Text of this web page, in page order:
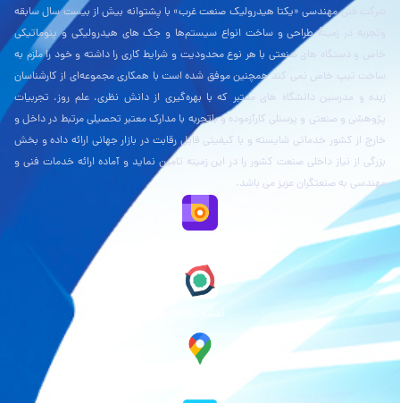
شرکت فنی مهندسی «یکتا هیدرولیک صنعت غرب» با پشتوانه بیش از بیست سال سابقه
وتجربه در زمینۀ طراحی و ساخت انواع سیستم‌ها و جک های هیدرولیکی و پنوماتیکی
خاص و دستگاه های صنعتی با هر نوع محدودیت و شرایط کاری را داشته و خود را ملزم به
ساخت تیپ خاص نمی کند همچنین موفق شده است با همکاری مجموعه‌ای از کارشناسان
زبده و مدرسین دانشگاه های معتبر که با بهره‌گیری از دانش نظری، علم روز، تجربیات
پژوهشی و صنعتی و پرسنلی کارآزموده و باتجربه با مدارک معتبر تحصیلی مرتبط در داخل و
خارج از کشور خدماتی شایسته و با کیفیتی قابل رقابت در بازار جهانی ارائه داده و بخش
بزرگی از نیاز داخلی صنعت کشور را در این زمینه تامین نماید و آماده ارائه خدمات فنی و
مهندسی به صنعتگران عزیز می باشد.
نقشه نشان